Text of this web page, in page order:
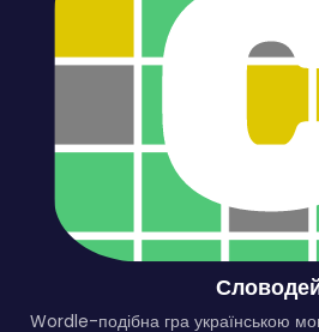
Wordle-подібна гра українською